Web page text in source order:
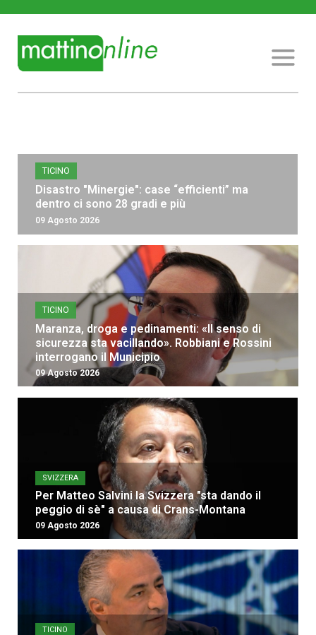
TICINO
Disastro "Minergie": case “efficienti” ma
dentro ci sono 28 gradi e più
09 Agosto 2026
TICINO
Maranza, droga e pedinamenti: «Il senso di
sicurezza sta vacillando». Robbiani e Rossini
interrogano il Municipio
09 Agosto 2026
SVIZZERA
Per Matteo Salvini la Svizzera "sta dando il
peggio di sè" a causa di Crans-Montana
09 Agosto 2026
TICINO